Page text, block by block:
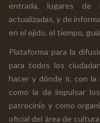
entrada, lugares de
actualizadas, y de
en el ejido, el tiempo,
Plataforma para la
para todos los
hacer y dónde ir, con la
como la de impulsar
patrocinio y como
oficial del área de